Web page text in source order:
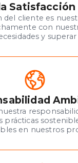
del cliente es
con
y superar
en nuestros